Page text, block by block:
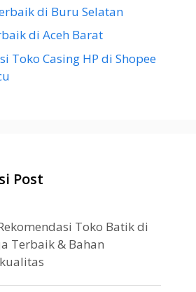
di Buru Selatan
di Aceh Barat
Toko Casing HP di Shopee
Post
Toko Batik di
Terbaik & Bahan